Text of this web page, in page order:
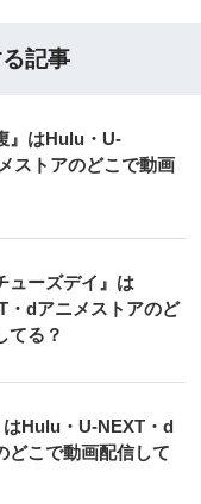
記事
』はHulu・U-
ストアのどこで動画
ューズデイ』は
・dアニメストアのど
てる？
はHulu・U-NEXT・d
どこで動画配信して